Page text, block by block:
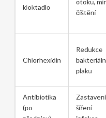
kloktadlo
otoku,
čištění
Chlorhexidin
Redukce
plaku
Antibiotika
(po
Zastavení
šíření